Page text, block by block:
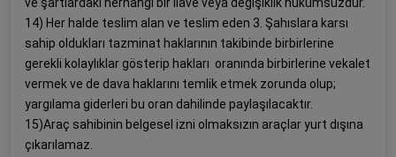
14) Her halde teslim alan ve teslim eden 3. Şahıslara karsı
sahip oldukları tazminat haklarının takibinde birbirlerine
gerekli kolaylıklar gösterip hakları oranında birbirlerine vekalet
vermek ve de dava haklarını temlik etmek zorunda olup;
yargılama giderleri bu oran dahilinde paylaşılacaktır.
15)Araç sahibinin belgesel izni olmaksızın araçlar yurt dışına
çıkarılamaz.